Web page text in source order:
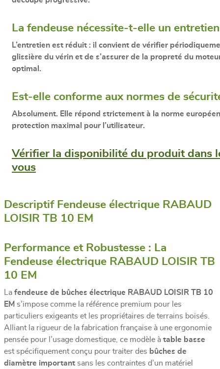
La fendeuse nécessite-t-elle un
L’entretien est réduit : il convient de vérifier
glissière du vérin et de s’assurer de la propreté du
optimal.
Est-elle conforme aux normes de
Absolument. Elle répond strictement à la norme
protection maximal pour l’utilisateur.
Vérifier la disponibilité du produit dans
vous
Descriptif Fendeuse électrique RABAUD
LOISIR TB 10 EM
Performance et Robustesse : La
Fendeuse électrique RABAUD LOISIR TB
10 EM
La fendeuse de bûches électrique RABAUD LOISIR TB 10
EM s’impose comme la référence premium pour les
particuliers exigeants et les propriétaires de terrains boisés.
Alliant la rigueur de la fabrication française à une ergonomie
pensée pour l’usage domestique, ce modèle à table basse
est spécifiquement conçu pour traiter des bûches de
diamètre important sans les contraintes d’un matériel